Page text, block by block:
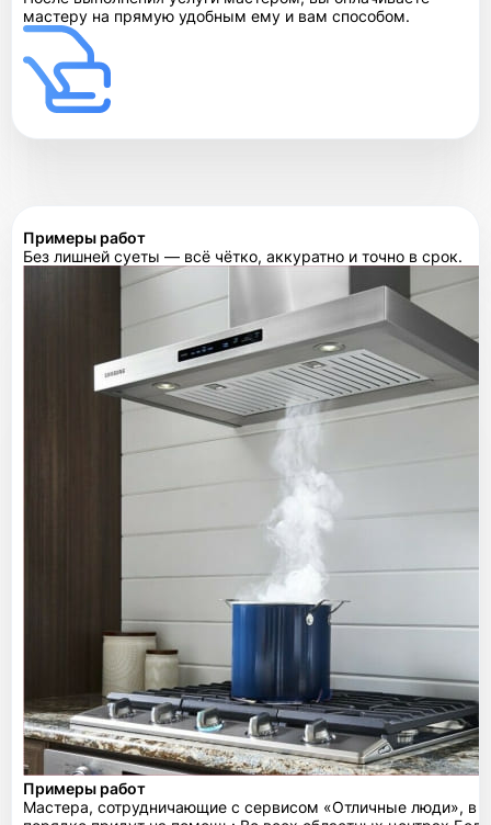
мастеру на прямую удобным ему и вам способом.
Примеры работ
Без лишней суеты — всё чётко, аккуратно и точно в срок.
Примеры работ
Мастера, сотрудничающие с сервисом «Отличные люди», в